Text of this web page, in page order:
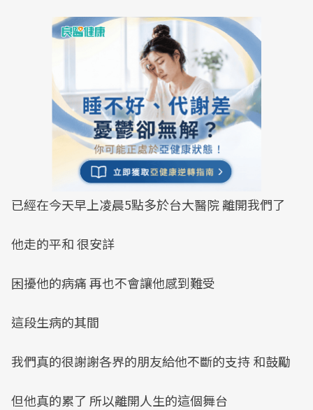
已經在今天早上凌晨5點多於台大醫院 離開我們了
他走的平和 很安詳
困擾他的病痛 再也不會讓他感到難受
這段生病的其間
我們真的很謝謝各界的朋友給他不斷的支持 和鼓勵
但他真的累了 所以離開人生的這個舞台